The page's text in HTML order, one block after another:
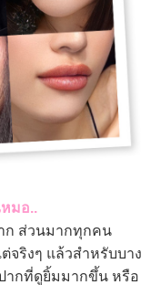
มอ..
ส่วนมากทุกคน
จริงๆ แล้วสำหรับบาง
ากที่ดูยิ้มมากขึ้น หรือ